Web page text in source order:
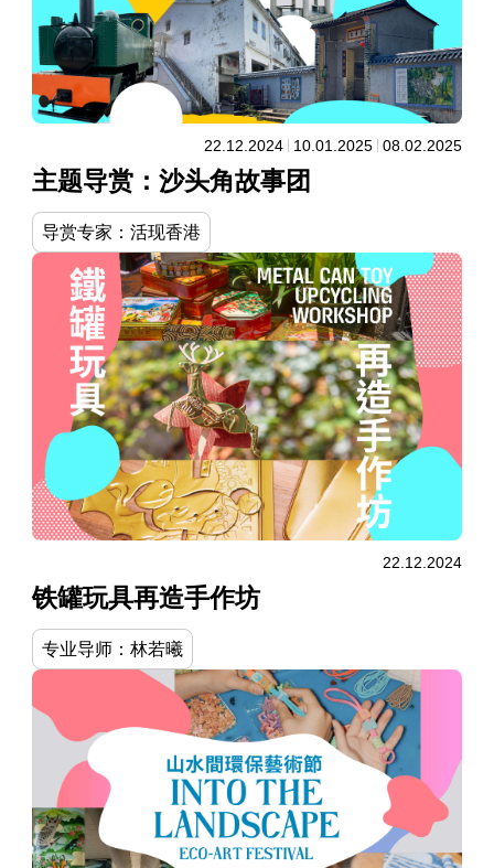
22.12.2024 10.01.2025 08.02.2025
主题导赏：沙头角故事团
导赏专家：活现香港
22.12.2024
铁罐玩具再造手作坊
专业导师：林若曦